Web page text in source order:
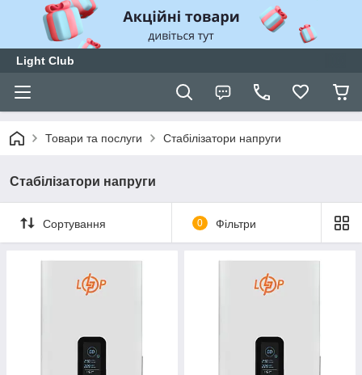
Light Club
Товари та послуги Стабілізатори напруги
Стабілізатори напруги
Сортування 0 Фільтри